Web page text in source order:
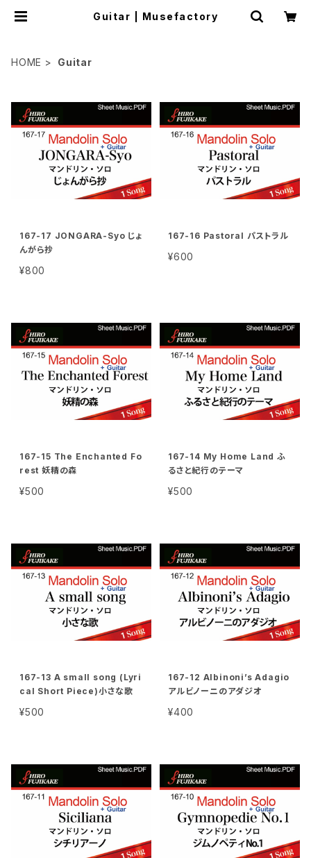
Guitar | Musefactory
HOME Guitar
167-17 JONGARA-Syo じょ
んがら抄
¥800
167-16 Pastoral パストラル
¥600
167-15 The Enchanted Fo
rest 妖精の森
¥500
167-14 My Home Land ふ
るさと紀行のテーマ
¥500
167-13 A small song (Lyri
cal Short Piece)小さな歌
¥500
167-12 Albinoni’s Adagio
アルビノーニのアダジオ
¥400